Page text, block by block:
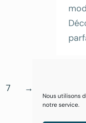
Nous utilisons
notre service.
7 →